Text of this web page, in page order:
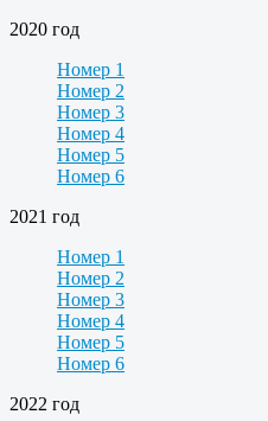
2020 год
Номер 1
Номер 2
Номер 3
Номер 4
Номер 5
Номер 6
2021 год
Номер 1
Номер 2
Номер 3
Номер 4
Номер 5
Номер 6
2022 год